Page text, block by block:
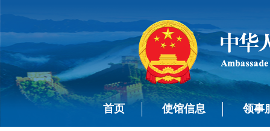
首页 使馆信息 领事